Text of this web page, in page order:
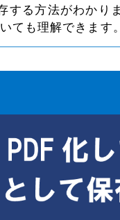
する方法がわかり
ても理解できます。